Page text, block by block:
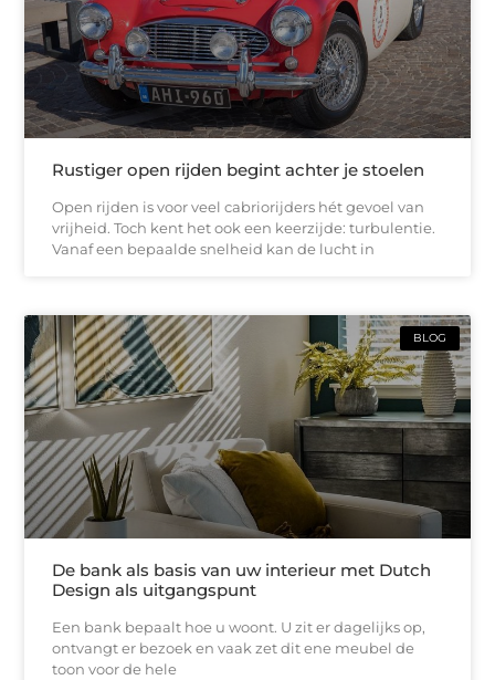
Rustiger open rijden begint achter je stoelen
Open rijden is voor veel cabriorijders hét gevoel van
vrijheid. Toch kent het ook een keerzijde: turbulentie.
Vanaf een bepaalde snelheid kan de lucht in
BLOG
De bank als basis van uw interieur met Dutch
Design als uitgangspunt
Een bank bepaalt hoe u woont. U zit er dagelijks op,
ontvangt er bezoek en vaak zet dit ene meubel de
toon voor de hele